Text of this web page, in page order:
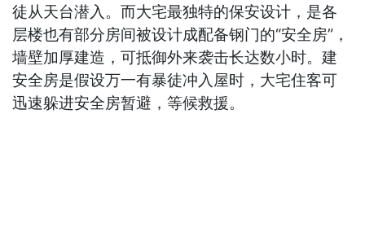
徒从天台潜入。而大宅最独特的保安设计，是各
层楼也有部分房间被设计成配备钢门的“安全房”，
墙壁加厚建造，可抵御外来袭击长达数小时。建
安全房是假设万一有暴徒冲入屋时，大宅住客可
迅速躲进安全房暂避，等候救援。